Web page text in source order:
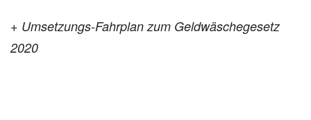
+ Umsetzungs-Fahrplan zum Geldwäschegesetz
2020